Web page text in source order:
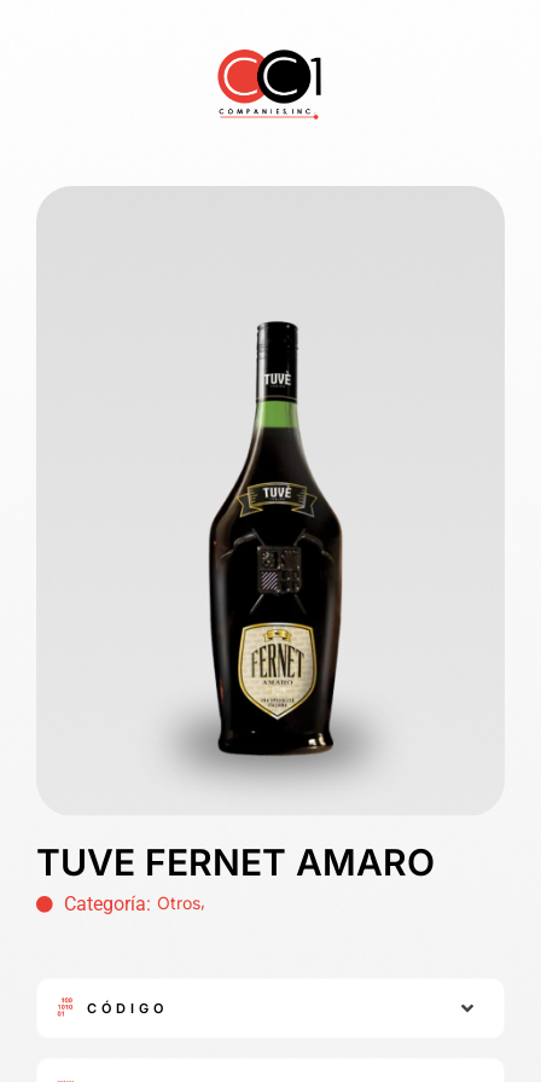
TUVE FERNET AMARO
Categoría: Otros,
CÓDIGO